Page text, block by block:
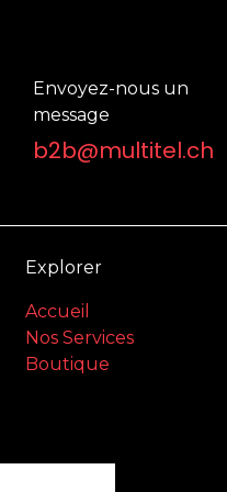
Envoyez-nous un
message
b2b@multitel.ch
Explorer
Accueil
Nos Services
Boutique